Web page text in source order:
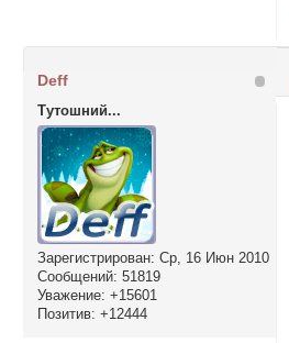
Deff
Тутошний...
Зарегистрирован: Ср, 16 Июн 2010
Сообщений: 51819
Уважение: +15601
Позитив: +12444